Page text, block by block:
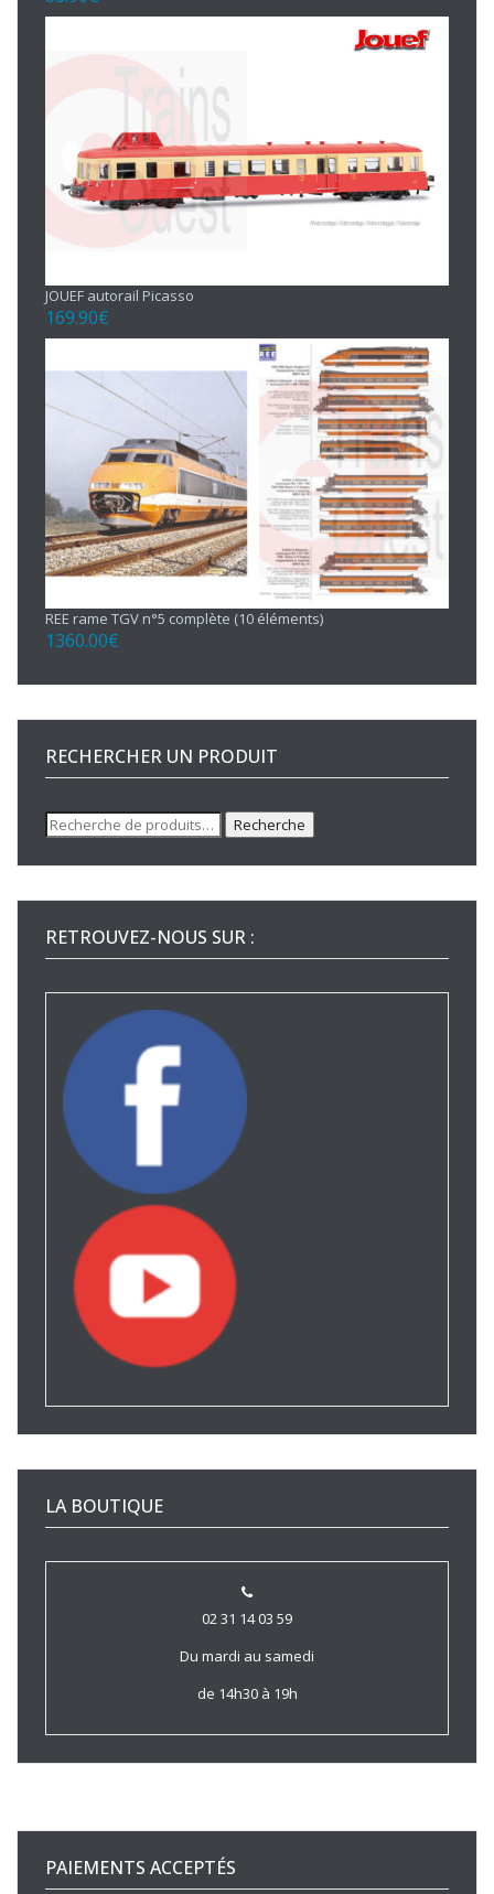
JOUEF autorail Picasso
169.90€
REE rame TGV n°5 complète (10 éléments)
1360.00€
RECHERCHER UN PRODUIT
Recherche
pour :
Recherche
RETROUVEZ-NOUS SUR :
LA BOUTIQUE
02 31 14 03 59
Du mardi au samedi
de 14h30 à 19h
PAIEMENTS ACCEPTÉS